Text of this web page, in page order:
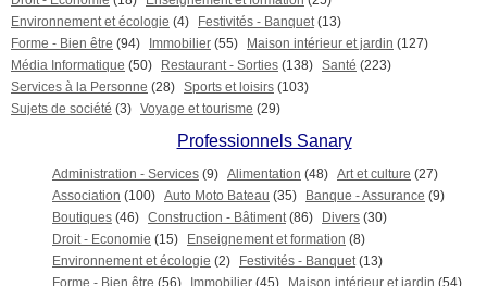
Environnement et écologie (4) Festivités - Banquet (13)
Forme - Bien être (94) Immobilier (55) Maison intérieur et jardin (127)
Média Informatique (50) Restaurant - Sorties (138) Santé (223)
Services à la Personne (28) Sports et loisirs (103)
Sujets de société (3) Voyage et tourisme (29)
Professionnels Sanary
Administration - Services (9) Alimentation (48) Art et culture (27)
Association (100) Auto Moto Bateau (35) Banque - Assurance (9)
Boutiques (46) Construction - Bâtiment (86) Divers (30)
Droit - Economie (15) Enseignement et formation (8)
Environnement et écologie (2) Festivités - Banquet (13)
Forme - Bien être (56) Immobilier (45) Maison intérieur et jardin (54)